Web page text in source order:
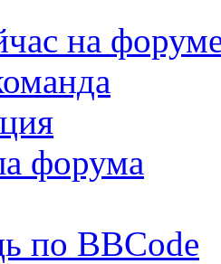
на
форума
по BBCode